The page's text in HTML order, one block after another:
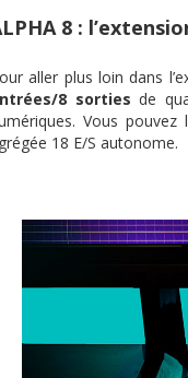
8 :
aller plus loin dans
8 sorties de
Vous
18 E/S autonome.